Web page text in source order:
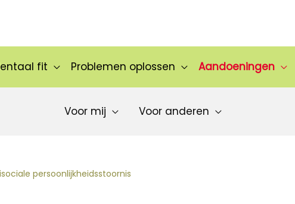
fit Problemen oplossen Aandoeningen
Voor mij Voor anderen
persoonlijkheidsstoornis